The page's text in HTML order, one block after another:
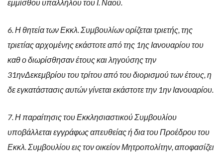
εμμίσθου υπαλλήλου του Ι. Ναού.
6. Η θητεία των Εκκλ. Συμβουλίων ορίζεται τριετής, της
τριετίας αρχομένης εκάστοτε από της 1ης Ιανουαρίου του
καθ ο διωρίσθησαν έτους και ληγούσης την
31ηνΔεκεμβρίου του τρίτου από του διορισμού των έτους, η
δε εγκατάστασις αυτών γίνεται εκάστοτε την 1ην Ιανουαρίου.
7. Η παραίτησις του Εκκλησιαστικού Συμβουλίου
υποβάλλεται εγγράφως απευθείας ή δια του Προέδρου του
Εκκλ. Συμβουλίου εις τον οικείον Μητροπολίτην, αποφασίζει